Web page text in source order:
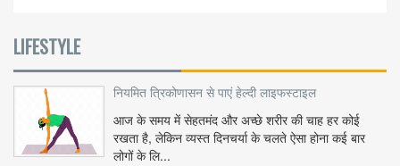
LIFESTYLE
नियमित त्रिकोणासन से पाएं हेल्दी लाइफस्टाइल
आज के समय में सेहतमंद और अच्छे शरीर की चाह हर कोई
रखता है, लेकिन व्यस्त दिनचर्या के चलते ऐसा होना कई बार
लोगों के लि...